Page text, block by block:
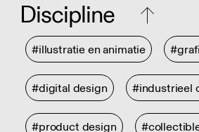
Discipline
#illustratie en animatie
#digital design #industrieel
#product design